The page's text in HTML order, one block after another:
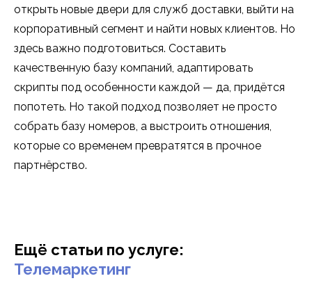
открыть новые двери для служб доставки, выйти на
корпоративный сегмент и найти новых клиентов. Но
здесь важно подготовиться. Составить
качественную базу компаний, адаптировать
скрипты под особенности каждой — да, придётся
попотеть. Но такой подход позволяет не просто
собрать базу номеров, а выстроить отношения,
которые со временем превратятся в прочное
партнёрство.
Ещё статьи по услуге:
Телемаркетинг